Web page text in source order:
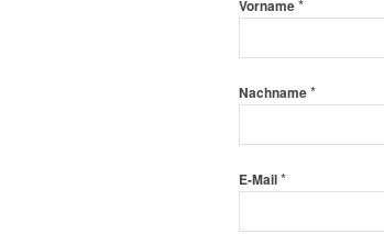
Vorname*
Nachname*
E-Mail*